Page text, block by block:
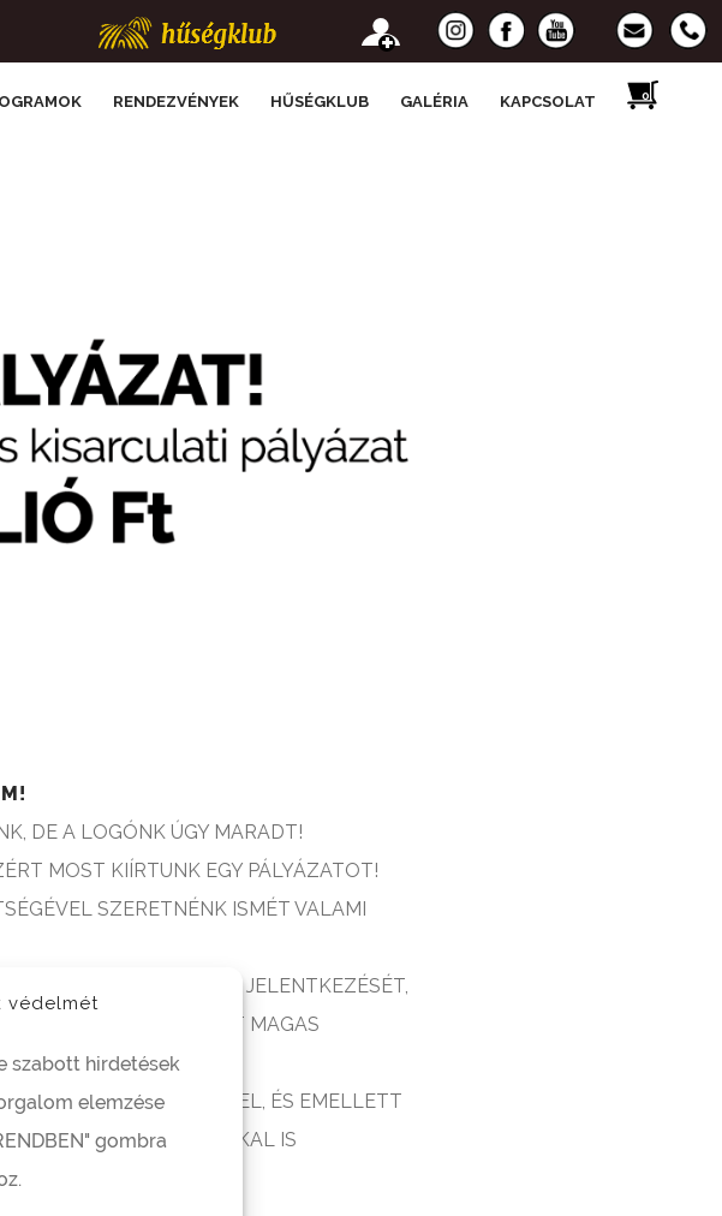
védelmét
szabott hirdetések
elemzése
gombra
RENDEZVÉNYEK HŰSÉGKLUB GALÉRIA KAPCSOLAT
DE A LOGÓNK ÚGY MARADT!
MOST KIÍRTUNK EGY PÁLYÁZATOT!
SZERETNÉNK ISMÉT VALAMI
MŰVÉSZEK JELENTKEZÉSÉT,
ÉRZIK, ÉS MINDEZT MAGAS
FT-OT AJÁNLUNK FEL, ÉS EMELLETT
BORCSOMAGOKKAL IS